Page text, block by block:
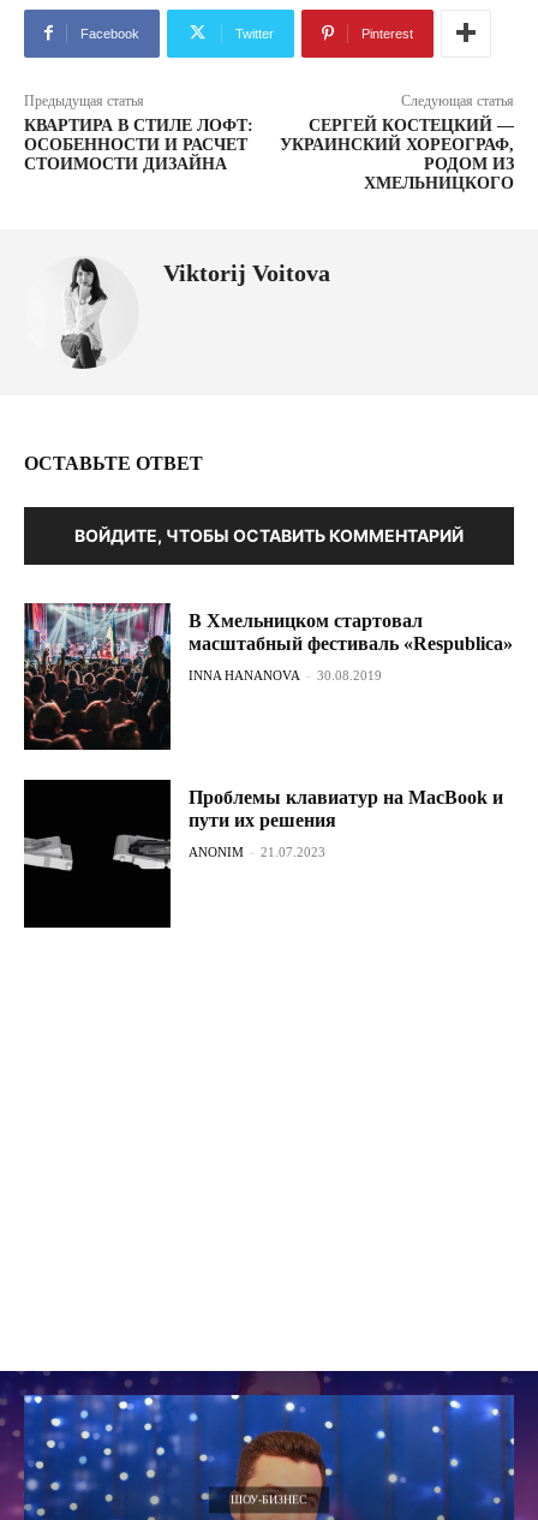
Facebook Twitter Pinterest
Предыдущая статья
КВАРТИРА В СТИЛЕ ЛОФТ:
ОСОБЕННОСТИ И РАСЧЕТ
СТОИМОСТИ ДИЗАЙНА
Следующая статья
СЕРГЕЙ КОСТЕЦКИЙ —
УКРАИНСКИЙ ХОРЕОГРАФ,
РОДОМ ИЗ
ХМЕЛЬНИЦКОГО
Viktorij Voitova
ОСТАВЬТЕ ОТВЕТ
ВОЙДИТЕ, ЧТОБЫ ОСТАВИТЬ КОММЕНТАРИЙ
В Хмельницком стартовал
масштабный фестиваль «Respublica»
INNA HANANOVA - 30.08.2019
Проблемы клавиатур на MacBook и
пути их решения
ANONIM - 21.07.2023